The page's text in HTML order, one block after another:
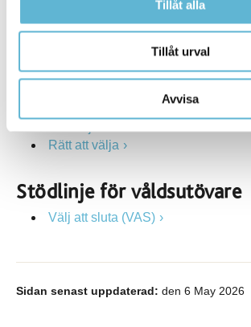
Tillåt alla
Tillåt urval
Avvisa
Stödlinjer för våldsutsatta
Rätt att välja
Stödlinje för våldsutövare
Välj att sluta (VAS)
Sidan senast uppdaterad: den 6 May 2026